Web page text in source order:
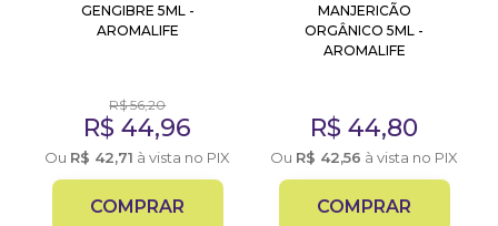
GENGIBRE 5ML -
AROMALIFE
R$56,20
R$44,96
Ou R$ 42,71 à vista no PIX
COMPRAR
MANJERICÃO
ORGÂNICO 5ML -
AROMALIFE
R$44,80
Ou R$ 42,56 à vista no PIX
COMPRAR